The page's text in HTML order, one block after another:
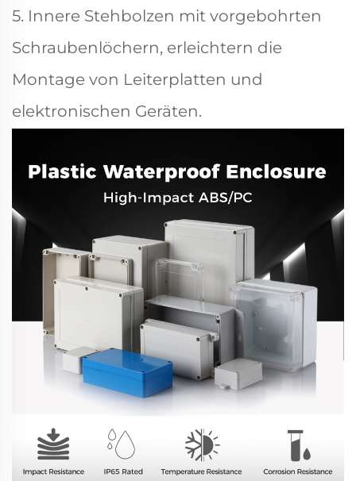
5. Innere Stehbolzen mit vorgebohrten
Schraubenlöchern, erleichtern die
Montage von Leiterplatten und
elektronischen Geräten.